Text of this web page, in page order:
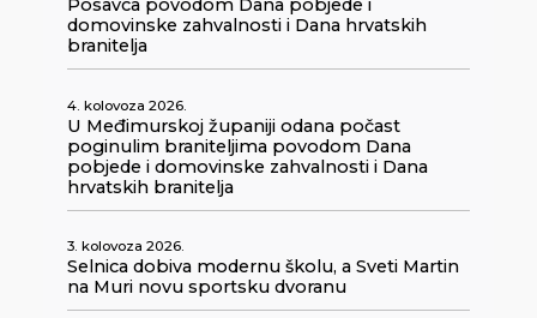
Posavca povodom Dana pobjede i
domovinske zahvalnosti i Dana hrvatskih
branitelja
4. kolovoza 2026.
U Međimurskoj županiji odana počast
poginulim braniteljima povodom Dana
pobjede i domovinske zahvalnosti i Dana
hrvatskih branitelja
3. kolovoza 2026.
Selnica dobiva modernu školu, a Sveti Martin
na Muri novu sportsku dvoranu